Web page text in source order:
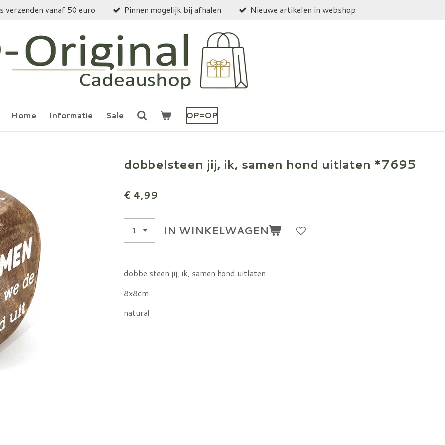
verzenden vanaf 50 euro Pinnen mogelijk bij afhalen Nieuwe artikelen in webshop
Home Informatie Sale OP=OP
dobbelsteen jij, ik, samen hond uitlaten *7695
€ 4,99
IN WINKELWAGEN
dobbelsteen jij, ik, samen hond uitlaten
8x8cm
natural